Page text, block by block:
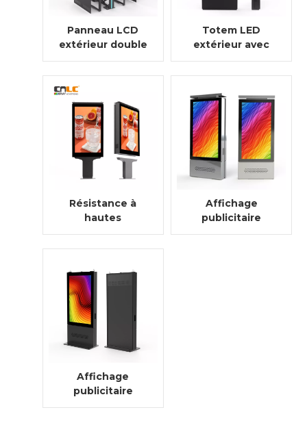
Panneau LCD
extérieur double
face annonçant
la signalisation
numérique
Totem LED
extérieur avec
boîtier en
aluminium de
Résistance à
hautes
températures
d'écran de
électronique
d'affichage
commercial
d'affichage à
cristaux liquides
IP65
Affichage
publicitaire
numérique LCD
Affichage
publicitaire
numérique LCD